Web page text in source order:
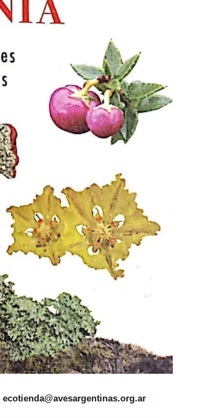
ecotienda@avesargentinas.org.ar